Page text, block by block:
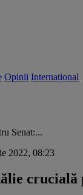
Opinii Internațional
Senat:...
2022, 08:23